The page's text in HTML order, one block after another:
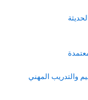
والتدريب المهني